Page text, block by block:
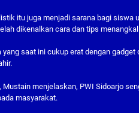
itu juga menjadi sarana bagi
dikenalkan cara dan tips menangkal
saat ini cukup erat dengan
Mustain menjelaskan, PWI Sidoarjo
masyarakat.